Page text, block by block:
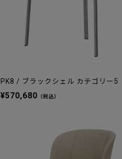
PK8 / ブラックシェル カテゴリー5
¥570,680 （税込）